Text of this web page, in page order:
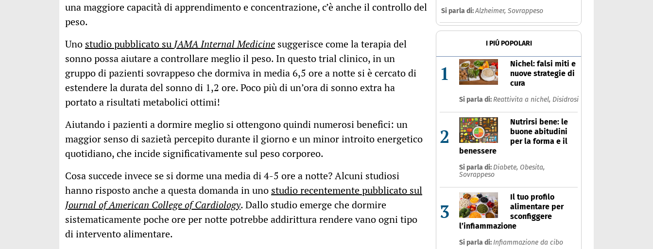
una maggiore capacità di apprendimento e concentrazione, c’è anche il controllo del
peso.
Uno studio pubblicato su JAMA Internal Medicine suggerisce come la terapia del
sonno possa aiutare a controllare meglio il peso. In questo trial clinico, in un
gruppo di pazienti sovrappeso che dormiva in media 6,5 ore a notte si è cercato di
estendere la durata del sonno di 1,2 ore. Poco più di un’ora di sonno extra ha
portato a risultati metabolici ottimi!
Aiutando i pazienti a dormire meglio si ottengono quindi numerosi benefici: un
maggior senso di sazietà percepito durante il giorno e un minor introito energetico
quotidiano, che incide significativamente sul peso corporeo.
Cosa succede invece se si dorme una media di 4-5 ore a notte? Alcuni studiosi
hanno risposto anche a questa domanda in uno studio recentemente pubblicato sul
Journal of American College of Cardiology. Dallo studio emerge che dormire
sistematicamente poche ore per notte potrebbe addirittura rendere vano ogni tipo
di intervento alimentare.
Si parla di:Alzheimer, Sovrappeso
I PIÚ POPOLARI
1
Nichel: falsi miti e
nuove strategie di
cura
Si parla di: Reattivita a nichel, Disidrosi
2
Nutrirsi bene: le
buone abitudini
per la forma e il
benessere
Si parla di: Diabete, Obesita,
Sovrappeso
3
Il tuo profilo
alimentare per
sconfiggere
l’infiammazione
Si parla di: Infiammazione da cibo